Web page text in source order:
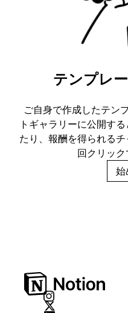
テンプレ
ご自身で作成したテン
トギャラリーに公開す
たり、報酬を得られる
回クリック
始